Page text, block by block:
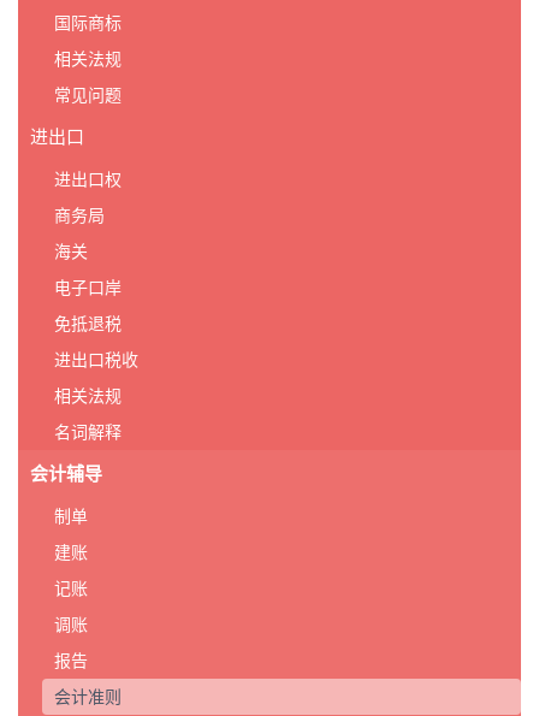
国际商标
相关法规
常见问题
进出口
进出口权
商务局
海关
电子口岸
免抵退税
进出口税收
相关法规
名词解释
会计辅导
制单
建账
记账
调账
报告
会计准则